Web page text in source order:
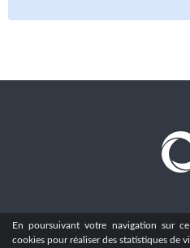
En poursuivant votre navigation sur
cookies pour réaliser des statistiques de